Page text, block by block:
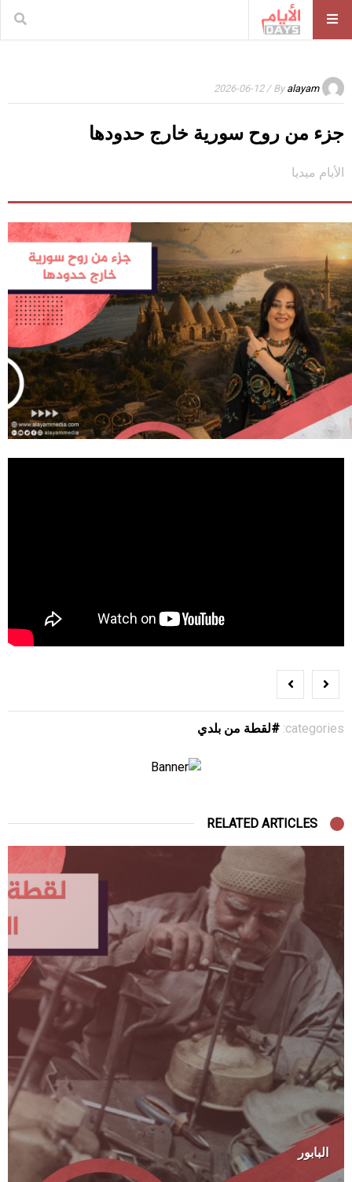
By alayam
/ 2026-06-12
جزء من روح سورية خارج حدودها
الأيام ميديا
categories: لقطة من بلدي
RELATED ARTICLES
البابور